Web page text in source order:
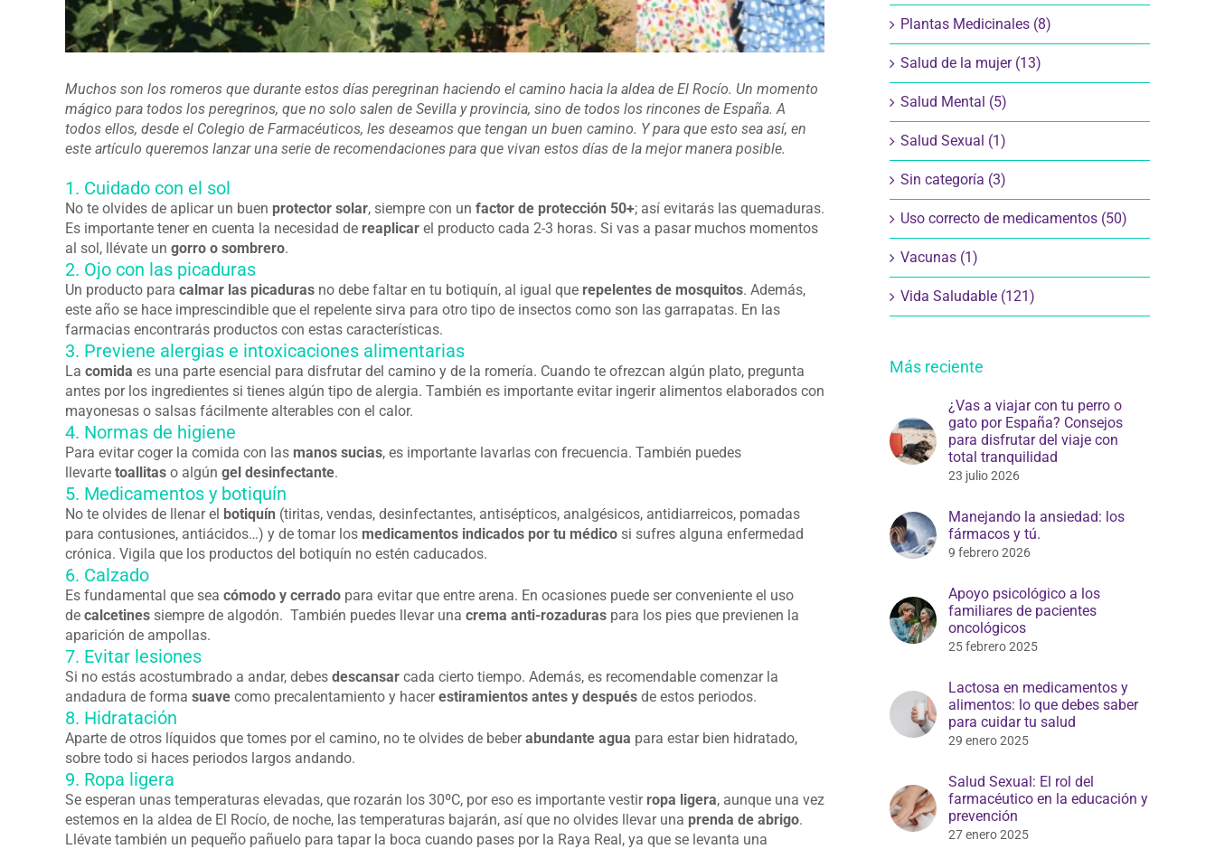
Muchos son los romeros que durante estos días peregrinan haciendo el camino hacia la aldea de El Rocío. Un momento
mágico para todos los peregrinos, que no solo salen de Sevilla y provincia, sino de todos los rincones de España. A
todos ellos, desde el Colegio de Farmacéuticos, les deseamos que tengan un buen camino. Y para que esto sea así, en
este artículo queremos lanzar una serie de recomendaciones para que vivan estos días de la mejor manera posible.
1. Cuidado con el sol
No te olvides de aplicar un buen protector solar, siempre con un factor de protección 50+; así evitarás las quemaduras.
Es importante tener en cuenta la necesidad de reaplicar el producto cada 2-3 horas. Si vas a pasar muchos momentos
al sol, llévate un gorro o sombrero.
2. Ojo con las picaduras
Un producto para calmar las picaduras no debe faltar en tu botiquín, al igual que repelentes de mosquitos. Además,
este año se hace imprescindible que el repelente sirva para otro tipo de insectos como son las garrapatas. En las
farmacias encontrarás productos con estas características.
3. Previene alergias e intoxicaciones alimentarias
La comida es una parte esencial para disfrutar del camino y de la romería. Cuando te ofrezcan algún plato, pregunta
antes por los ingredientes si tienes algún tipo de alergia. También es importante evitar ingerir alimentos elaborados con
mayonesas o salsas fácilmente alterables con el calor.
4. Normas de higiene
Para evitar coger la comida con las manos sucias, es importante lavarlas con frecuencia. También puedes
llevarte toallitas o algún gel desinfectante.
5. Medicamentos y botiquín
No te olvides de llenar el botiquín (tiritas, vendas, desinfectantes, antisépticos, analgésicos, antidiarreicos, pomadas
para contusiones, antiácidos…) y de tomar los medicamentos indicados por tu médico si sufres alguna enfermedad
crónica. Vigila que los productos del botiquín no estén caducados.
6. Calzado
Es fundamental que sea cómodo y cerrado para evitar que entre arena. En ocasiones puede ser conveniente el uso
de calcetines siempre de algodón. También puedes llevar una crema anti-rozaduras para los pies que previenen la
aparición de ampollas.
7. Evitar lesiones
Si no estás acostumbrado a andar, debes descansar cada cierto tiempo. Además, es recomendable comenzar la
andadura de forma suave como precalentamiento y hacerestiramientos antes y después de estos periodos.
8. Hidratación
Aparte de otros líquidos que tomes por el camino, no te olvides de beberabundante agua para estar bien hidratado,
sobre todo si haces periodos largos andando.
9. Ropa ligera
Se esperan unas temperaturas elevadas, que rozarán los 30ºC, por eso es importante vestir ropa ligera, aunque una vez
estemos en la aldea de El Rocío, de noche, las temperaturas bajarán, así que no olvides llevar una prenda de abrigo.
Llévate también un pequeño pañuelo para tapar la boca cuando pases por la Raya Real, ya que se levanta una
Plantas Medicinales (8)
Salud de la mujer (13)
Salud Mental (5)
Salud Sexual (1)
Sin categoría (3)
Uso correcto de medicamentos (50)
Vacunas (1)
Vida Saludable (121)
Más reciente
¿Vas a viajar con tu perro o
gato por España? Consejos
para disfrutar del viaje con
total tranquilidad
23 julio 2026
Manejando la ansiedad: los
fármacos y tú.
9 febrero 2026
Apoyo psicológico a los
familiares de pacientes
oncológicos
25 febrero 2025
Lactosa en medicamentos y
alimentos: lo que debes saber
para cuidar tu salud
29 enero 2025
Salud Sexual: El rol del
farmacéutico en la educación y
prevención
27 enero 2025